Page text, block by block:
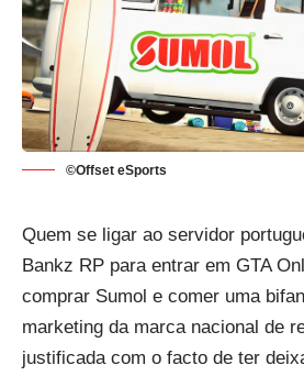
©Offset eSports
Quem se ligar ao servidor
Bankz RP para entrar em GTA
comprar Sumol e comer uma
marketing da marca nacional de
justificada com o facto de ter